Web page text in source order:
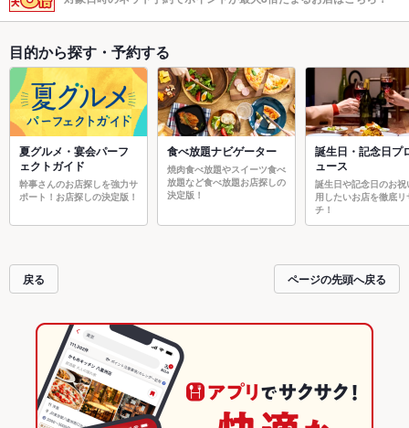
目的から探す・予約する
夏グルメ・宴会パーフ
ェクトガイド
幹事さんのお店探しを強力サ
ポート！お店探しの決定版！
食べ放題ナビゲーター
焼肉食べ放題やスイーツ食べ
放題など食べ放題お店探しの
決定版！
誕生日・記念日プ
ュース
誕生日や記念日のお祝
用したいお店を徹底リ
チ！
戻る ページの先頭へ戻る